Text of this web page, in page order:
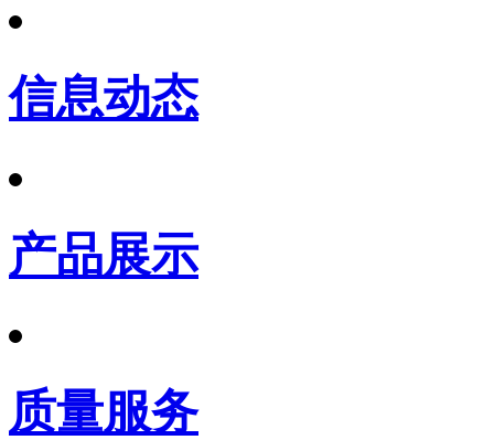
信息动态
产品展示
质量服务